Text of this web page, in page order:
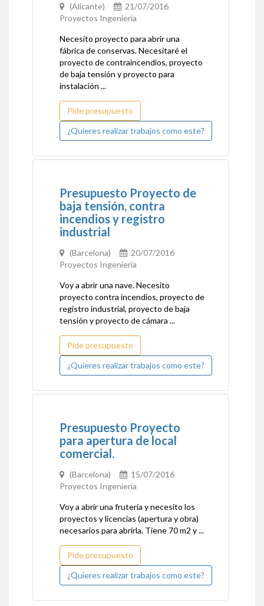
(Alicante)
21/07/2016
Proyectos Ingeniería
Necesito proyecto para abrir una
fábrica de conservas. Necesitaré el
proyecto de contraincendios, proyecto
de baja tensión y proyecto para
instalación ...
Pide presupuesto
¿Quieres realizar trabajos como este?
Presupuesto Proyecto de
baja tensión, contra
incendios y registro
industrial
(Barcelona)
20/07/2016
Proyectos Ingeniería
Voy a abrir una nave. Necesito
proyecto contra incendios, proyecto de
registro industrial, proyecto de baja
tensión y proyecto de cámara ...
Pide presupuesto
¿Quieres realizar trabajos como este?
Presupuesto Proyecto
para apertura de local
comercial.
(Barcelona)
15/07/2016
Proyectos Ingeniería
Voy a abrir una frutería y necesito los
proyectos y licencias (apertura y obra)
necesarios para abrirla. Tiene 70 m2 y ...
Pide presupuesto
¿Quieres realizar trabajos como este?